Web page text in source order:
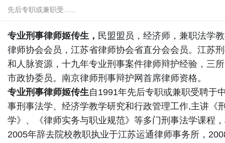
先后专职或兼职受......
专业刑事律师姬传生， 民盟盟员，经济师，兼职法学
律师协会会员，江苏省律师协会省直分会会员。江苏
和人脉资源，十九年专业刑事案件律师辩护经验，三
市政协委员。南京律师刑事辩护网首席律师资格。
专业刑事律师姬传生自1991年先后专职或兼职受聘于
事刑事法学、经济学教学研究和行政管理工作,主讲《
学》、《律师实务与职业规范》等多门刑事法学课程
2005年辞去院校教职执业于江苏运通律师事务所，